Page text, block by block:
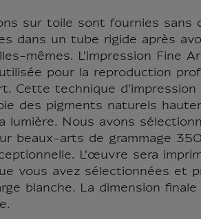
sur toile sont fournies sans
dans un tube rigide après
mêmes. L'impression Fine
pour la reproduction
Cette technique d'impression
des pigments naturels
lumière. Nous avons
beaux-arts de grammage
L'œuvre sera
vous avez sélectionnées et
blanche. La dimension